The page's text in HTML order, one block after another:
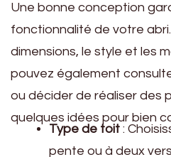
Une bonne conception
fonctionnalité de votre
dimensions, le style et les
pouvez également
ou décider de réaliser des
quelques idées pour bien
Type de toit :
pente ou à deux